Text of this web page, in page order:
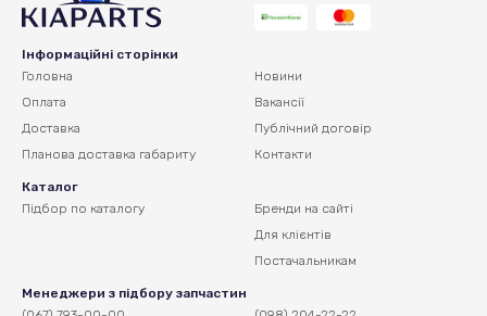
Інформаційні сторінки
Головна
Оплата
Доставка
Планова доставка габариту
Новини
Вакансії
Публічний договір
Контакти
Каталог
Підбор по каталогу
Бренди на сайті
Для клієнтів
Постачальникам
Менеджери з підбору запчастин